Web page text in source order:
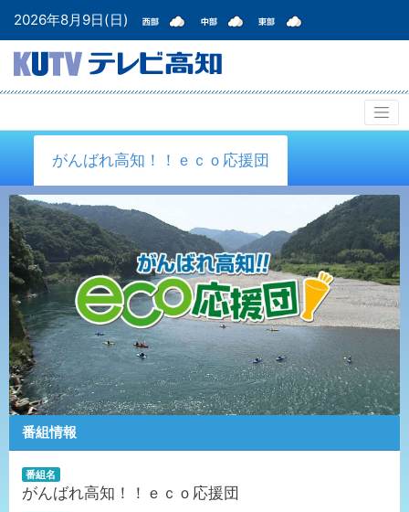
2026年8月9日(日)
がんばれ高知！！ｅｃｏ応援団
番組情報
番組名
がんばれ高知！！ｅｃｏ応援団